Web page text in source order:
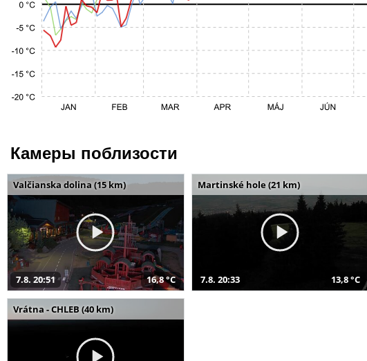
Камеры поблизости
Valčianska dolina (15 km)
7.8. 20:51 16,8 °C
Martinské hole (21 km)
7.8. 20:33 13,8 °C
Vrátna - CHLEB (40 km)